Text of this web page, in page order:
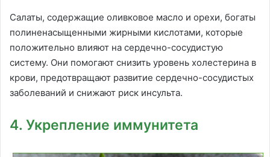
Салаты, содержащие оливковое масло и орехи, богаты
полиненасыщенными жирными кислотами, которые
положительно влияют на сердечно-сосудистую
систему. Они помогают снизить уровень холестерина в
крови, предотвращают развитие сердечно-сосудистых
заболеваний и снижают риск инсульта.
4. Укрепление иммунитета